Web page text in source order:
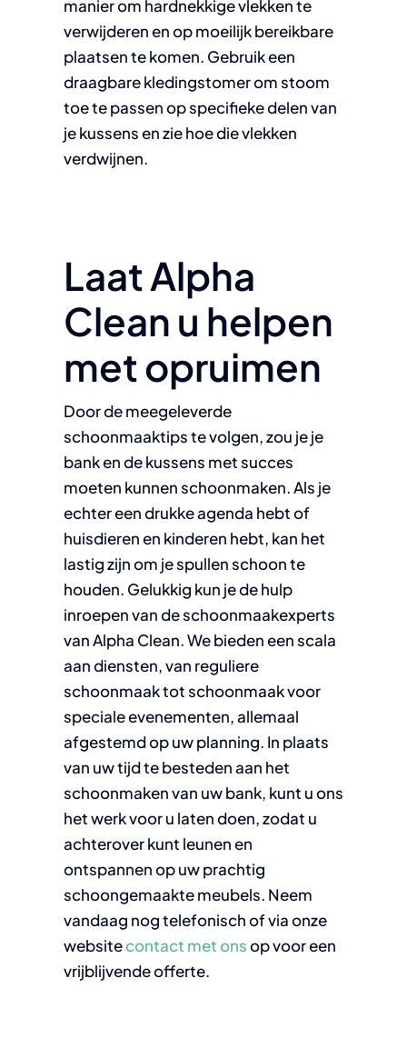
manier om hardnekkige vlekken te
verwijderen en op moeilijk bereikbare
plaatsen te komen. Gebruik een
draagbare kledingstomer om stoom
toe te passen op specifieke delen van
je kussens en zie hoe die vlekken
verdwijnen.
Laat Alpha
Clean u helpen
met opruimen
Door de meegeleverde
schoonmaaktips te volgen, zou je je
bank en de kussens met succes
moeten kunnen schoonmaken. Als je
echter een drukke agenda hebt of
huisdieren en kinderen hebt, kan het
lastig zijn om je spullen schoon te
houden. Gelukkig kun je de hulp
inroepen van de schoonmaakexperts
van Alpha Clean. We bieden een scala
aan diensten, van reguliere
schoonmaak tot schoonmaak voor
speciale evenementen, allemaal
afgestemd op uw planning. In plaats
van uw tijd te besteden aan het
schoonmaken van uw bank, kunt u ons
het werk voor u laten doen, zodat u
achterover kunt leunen en
ontspannen op uw prachtig
schoongemaakte meubels. Neem
vandaag nog telefonisch of via onze
websitecontact met onsop voor een
vrijblijvende offerte.